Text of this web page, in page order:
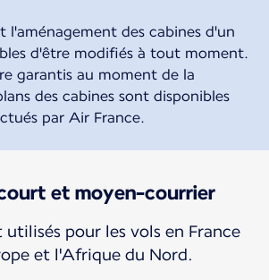
l'aménagement des cabines d'un
d'être modifiés à tout moment.
garantis au moment de la
des cabines sont disponibles
par Air France.
et moyen-courrier
utilisés pour les vols en France
et l'Afrique du Nord.